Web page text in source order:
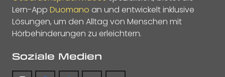
Lern-App Duomano an und entwickelt inklusive
Lösungen, um den Alltag von Menschen mit
Hörbehinderungen zu erleichtern.
Soziale Medien